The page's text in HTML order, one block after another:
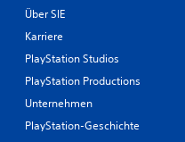
Über SIE
Karriere
PlayStation Studios
PlayStation Productions
Unternehmen
PlayStation-Geschichte